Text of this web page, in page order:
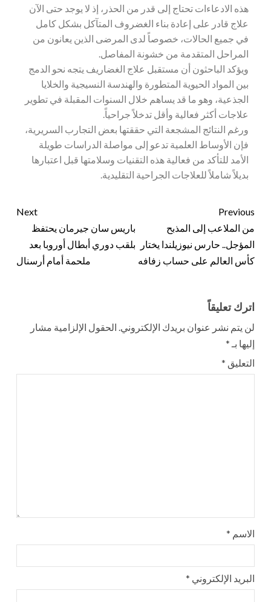
هذه الادعاءات تحتاج إلى قدر من الحذر، إذ لا يوجد حتى الآن
علاج قادر على إعادة بناء الغضروف المتآكل بشكل كامل
في جميع الحالات، خصوصاً لدى المرضى الذين يعانون من
المراحل المتقدمة من خشونة المفاصل.
ويؤكد الباحثون أن مستقبل علاج الغضاريف يتجه نحو الدمج
بين المواد الحيوية المتطورة والهندسة النسيجية والخلايا
الجذعية، وهو ما قد يساهم خلال السنوات المقبلة في تطوير
علاجات أكثر فعالية وأقل تدخلاً جراحياً.
ورغم النتائج المشجعة التي حققتها بعض التجارب السريرية،
فإن الأوساط العلمية تدعو إلى مواصلة الدراسات طويلة
الأمد للتأكد من فعالية هذه التقنيات وسلامتها قبل اعتبارها
بديلاً شاملاً للعلاجات الجراحية التقليدية.
Previous
من الملاعب إلى المذبح
المؤجل.. حارس نيوزيلندا يختار
كأس العالم على حساب زفافه
Next
باريس سان جيرمان يحتفظ
بلقب دوري أبطال أوروبا بعد
ملحمة أمام أرسنال
اترك تعليقاً
لن يتم نشر عنوان بريدك الإلكتروني. الحقول الإلزامية مشار
إليها بـ *
التعليق *
الاسم *
البريد الإلكتروني *